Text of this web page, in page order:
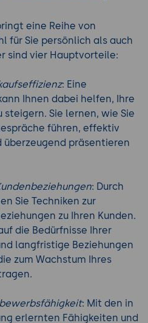
eine Reihe von
für Sie persönlich als auch
sind vier Hauptvorteile:
: Eine
Ihnen dabei helfen, Ihre
steigern. Sie lernen, wie Sie
führen, effektiv
überzeugend präsentieren
: Durch
Sie Techniken zur
zu Ihren Kunden.
die Bedürfnisse Ihrer
langfristige Beziehungen
zum Wachstum Ihres
: Mit den in
erlernten Fähigkeiten und